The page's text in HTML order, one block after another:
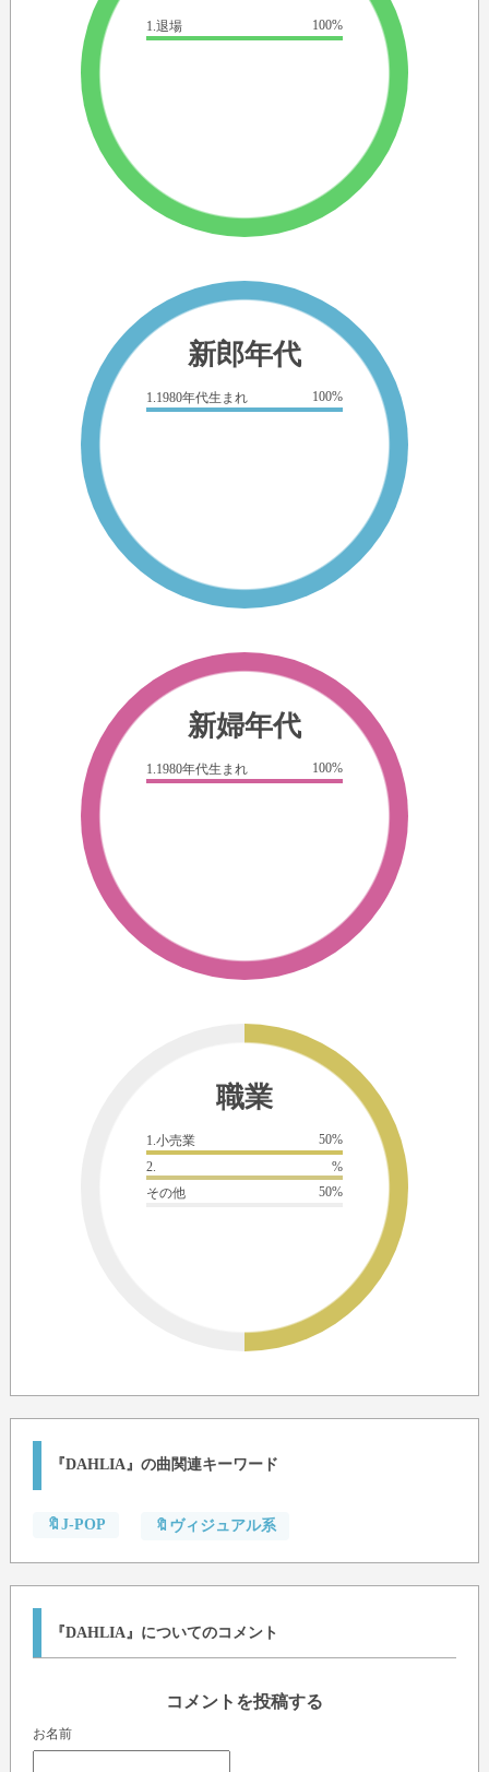
1.退場 100%
新郎年代
1.1980年代生まれ 100%
新婦年代
1.1980年代生まれ 100%
職業
1.小売業
50%
2.
%
その他
50%
『DAHLIA』の曲関連キーワード
🔖J-POP 🔖ヴィジュアル系
『DAHLIA』についてのコメント
コメントを投稿する
お名前